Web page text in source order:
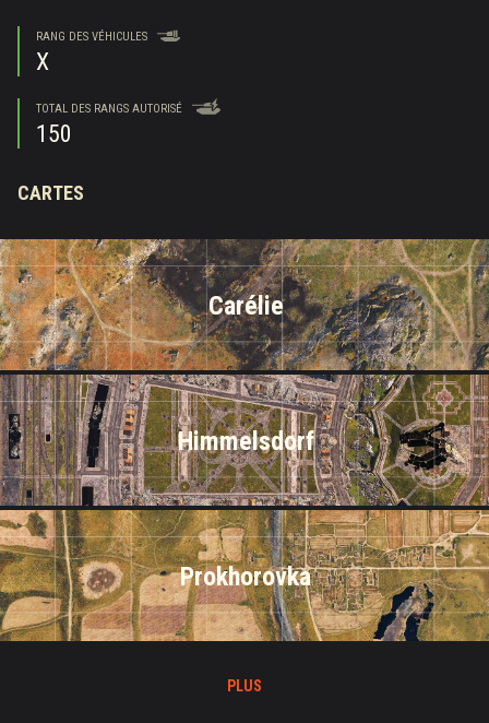
RANG DES VÉHICULES
X
TOTAL DES RANGS AUTORISÉ
150
CARTES
Carélie
Himmelsdorf
Prokhorovka
PLUS